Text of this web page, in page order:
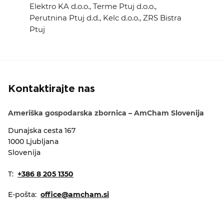
Elektro KA d.o.o., Terme Ptuj d.o.o.,
Perutnina Ptuj d.d., Kelc d.o.o., ZRS Bistra
Ptuj
Kontaktirajte nas
Ameriška gospodarska zbornica – AmCham Slovenija
Dunajska cesta 167
1000 Ljubljana
Slovenija
T: +386 8 205 1350
E-pošta: office@amcham.si